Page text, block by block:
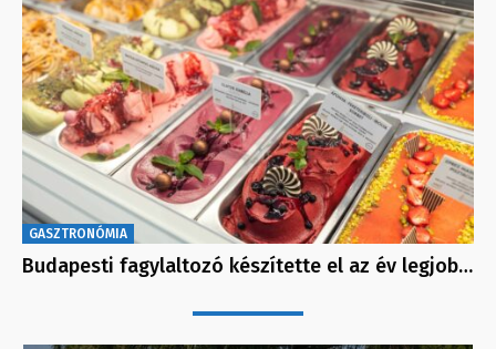
GASZTRONÓMIA
Budapesti fagylaltozó készítette el az év legjob…